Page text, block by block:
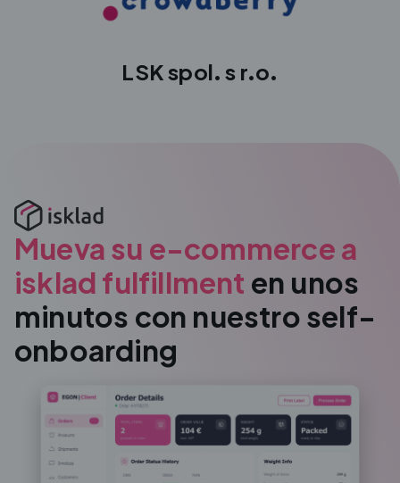
LSK spol. s r.o.
Mueva su e-commerce a
isklad fulfillment en unos
minutos con nuestro self-
onboarding